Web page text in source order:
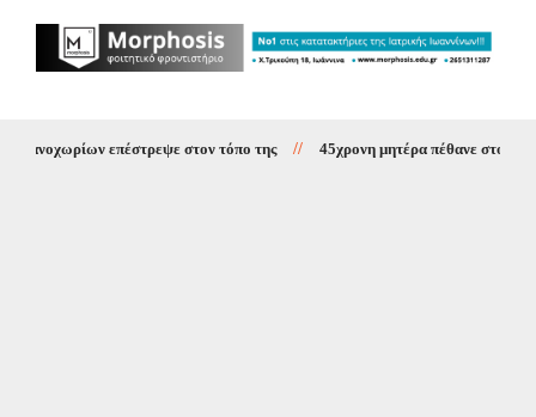
επέστρεψε στον τόπο της // 45χρονη μητέρα πέθανε στο